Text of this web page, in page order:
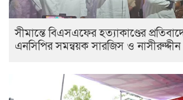
সীমান্তে বিএসএফের হত্যাকাণ্ডের
এনসিপির সমন্বয়ক সারজিস ও নাসীরুদ্দীন